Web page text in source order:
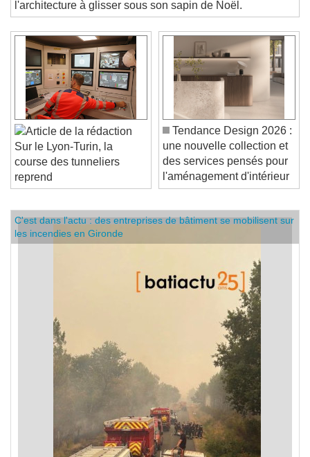
l'architecture à glisser sous son sapin de Noël.
Sur le Lyon-Turin, la
course des tunneliers
reprend
Tendance Design 2026 :
une nouvelle collection et
des services pensés pour
l'aménagement d'intérieur
C'est dans l'actu : des entreprises de bâtiment se mobilisent sur
les incendies en Gironde